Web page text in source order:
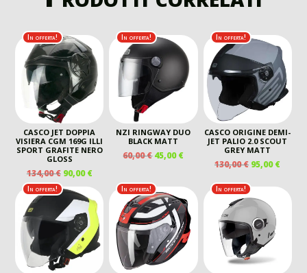
In offerta!
CASCO JET DOPPIA
VISIERA CGM 169G ILLI
SPORT GRAFITE NERO
GLOSS
134,00€ IL
PREZZO
ORIGINALE
ERA:
134,00 €.
90,00€IL
PREZZO
ATTUALE
È:
90,00 €.
In offerta!
NZI RINGWAY DUO
BLACK MATT
60,00€ IL
ERA:
60,00 €.
45,00€IL
PREZZO
È:
45,00 €.
In offerta!
CASCO ORIGINE DEMI-
JET PALIO 2.0 SCOUT
GREY MATT
130,00€ IL
ORIGINALE
ERA:
130,00 €.
95,00€IL
In offerta! In offerta! In offerta!